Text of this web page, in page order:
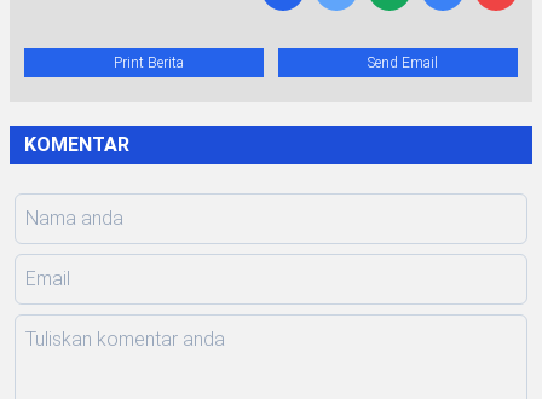
Print Berita Send Email
KOMENTAR